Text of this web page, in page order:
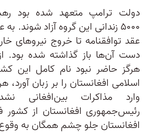
دولت ترامپ متعهد شده بود
۵۰۰۰ زندانی این گروه آزاد شوند.
عقد توافقنامه تا خروج نیروهای
دست آن‌ها باز گذاشته شده بود.
هرگز حاضر نبود نام کامل این
اسلامی افغانستان را بر زبان آورد،
وارد مذاکرات بین‌افغانی
رئیس‌جمهوری افغانستان از کشور
افغانستان جلو چشم همگان به